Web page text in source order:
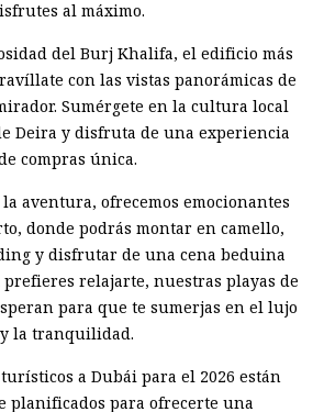
al máximo.
del Burj Khalifa, el edificio más
con las vistas panorámicas de
Sumérgete en la cultura local
Deira y disfruta de una experiencia
compras única.
aventura, ofrecemos emocionantes
donde podrás montar en camello,
y disfrutar de una cena beduina
prefieres relajarte, nuestras playas de
para que te sumerjas en el lujo
y la tranquilidad.
a Dubái para el 2026 están
planificados para ofrecerte una